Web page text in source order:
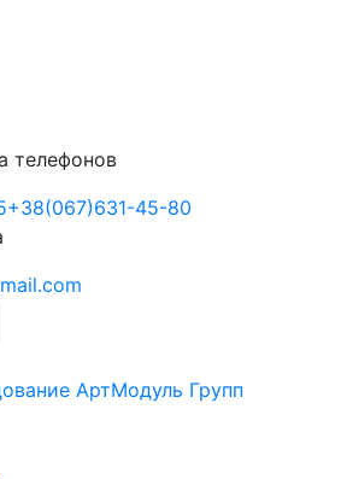
телефонов
+38(067)631-45-80